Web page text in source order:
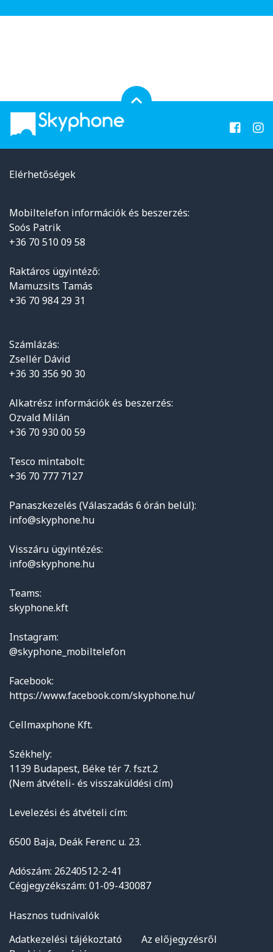
Elérhetőségek
Mobiltelefon információk és beszerzés:
Soós Patrik
+36 70 510 09 58
Raktáros ügyintéző:
Mamuzsits Tamás
+36 70 984 29 31
Számlázás:
Zsellér Dávid
+36 30 356 90 30
Alkatrész információk és beszerzés:
Ozvald Milán
+36 70 930 00 59
Tesco mintabolt:
+36 70 777 7127
Panaszkezelés (Válaszadás 6 órán belül):
info@skyphone.hu
Visszáru ügyintézés:
info@skyphone.hu
Teams:
skyphone.kft
Instagram:
@skyphone_mobiltelefon
Facebook:
https://www.facebook.com/skyphone.hu/
Cellmaxphone Kft.
Székhely:
1139 Budapest, Béke tér 7. fszt.2
(Nem átvételi- és visszaküldési cím)
Levelezési és átvételi cím:
6500 Baja, Deák Ferenc u. 23.
Adószám: 26240512-2-41
Cégjegyzékszám: 01-09-430087
Hasznos tudnivalók
Adatkezelési tájékoztató
Az előjegyzésről